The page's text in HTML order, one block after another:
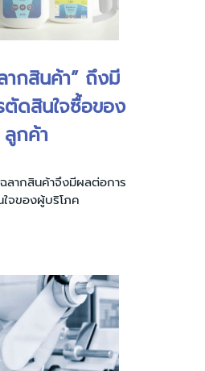
ากสินค้า” ถึงมี
ดสินใจซื้อของ
ลูกค้า
ลากสินค้าจึงมีผลต่อการ
จของผู้บริโภค